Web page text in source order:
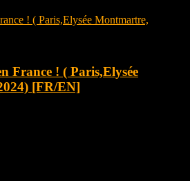
France ! ( Paris,Elysée
[FR/EN]